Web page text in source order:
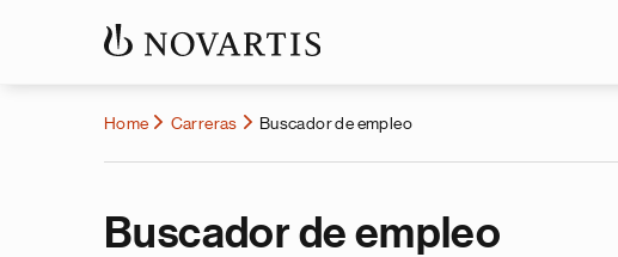
Home Carreras Buscador de empleo
Buscador de empleo